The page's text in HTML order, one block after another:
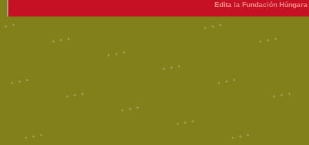
Edita la Fundación